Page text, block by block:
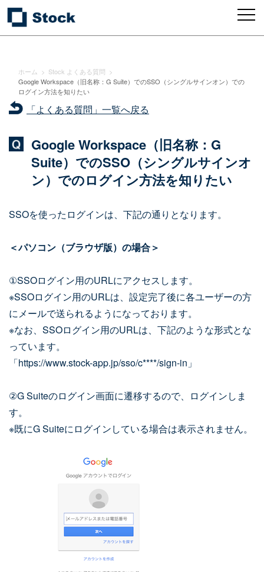
ホーム > Stock よくある質問 >
Google Workspace（旧名称：G Suite）でのSSO（シングルサインオン）での
ログイン方法を知りたい
「よくある質問」一覧へ戻る
Google Workspace（旧名称：G
Suite）でのSSO（シングルサインオ
ン）でのログイン方法を知りたい
SSOを使ったログインは、下記の通りとなります。
＜パソコン（ブラウザ版）の場合＞
①SSOログイン用のURLにアクセスします。
※SSOログイン用のURLは、設定完了後に各ユーザーの方
にメールで送られるようになっております。
※なお、SSOログイン用のURLは、下記のような形式とな
っています。
「https://www.stock-app.jp/sso/c****/sign-in」
②G Suiteのログイン画面に遷移するので、ログインしま
す。
※既にG Suiteにログインしている場合は表示されません。